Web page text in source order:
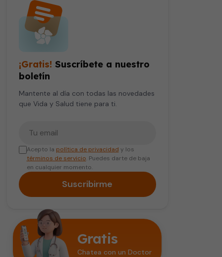
¡Gratis! Suscríbete a nuestro
boletín
Mantente al día con todas las novedades
que Vida y Salud tiene para ti.
Acepto la política de privacidad y los
términos de servicio. Puedes darte de baja
en cualquier momento.
Suscribirme
Gratis
Chatea con un Doctor